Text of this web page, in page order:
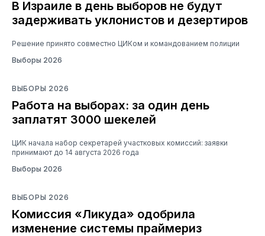
В Израиле в день выборов не будут
задерживать уклонистов и дезертиров
Решение принято совместно ЦИКом и командованием полиции
Выборы 2026
ВЫБОРЫ 2026
Работа на выборах: за один день
заплатят 3000 шекелей
ЦИК начала набор секретарей участковых комиссий: заявки
принимают до 14 августа 2026 года
Выборы 2026
ВЫБОРЫ 2026
Комиссия «Ликуда» одобрила
изменение системы праймериз